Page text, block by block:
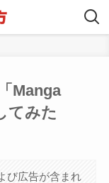
Manga
てみた
び広告が含まれ